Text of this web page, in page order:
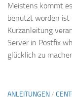
Meistens kommt
benutzt worden ist
Kurzanleitung
Server in Postfix
glücklich zu
ANLEITUNGEN/